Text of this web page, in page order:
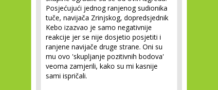
Posjećujući jednog ranjenog sudionika
tuče, navijača Zrinjskog, dopredsjednik
Kebo izazvao je samo negativnije
reakcije jer se nije dosjetio posjetiti i
ranjene navijače druge strane. Oni su
mu ovo 'skupljanje pozitivnih bodova'
veoma zamjerili, kako su mi kasnije
sami ispričali.